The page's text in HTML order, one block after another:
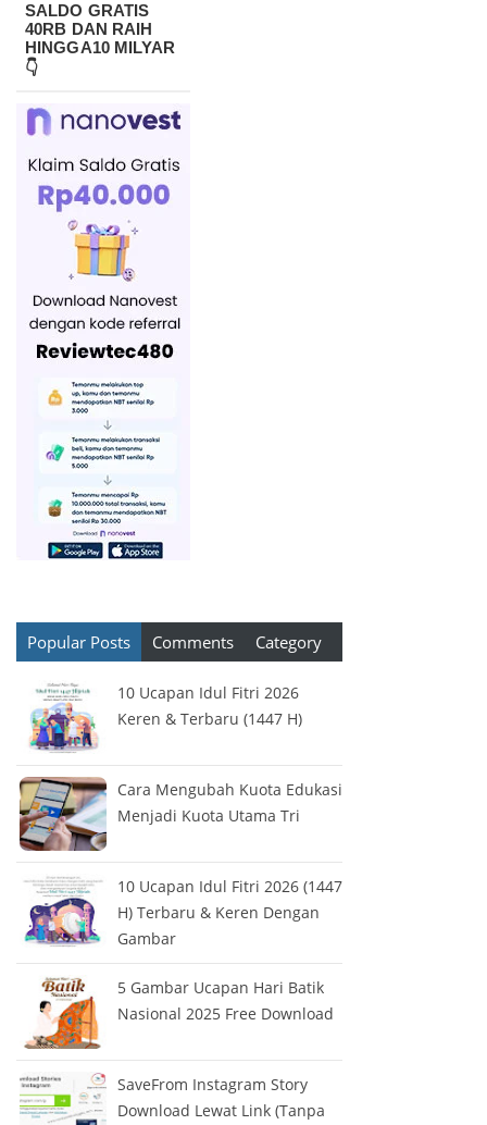
SALDO GRATIS
40RB DAN RAIH
HINGGA10 MILYAR
👇
Popular Posts Comments Category
10 Ucapan Idul Fitri 2026
Keren & Terbaru (1447 H)
Cara Mengubah Kuota Edukasi
Menjadi Kuota Utama Tri
10 Ucapan Idul Fitri 2026 (1447
H) Terbaru & Keren Dengan
Gambar
5 Gambar Ucapan Hari Batik
Nasional 2025 Free Download
SaveFrom Instagram Story
Download Lewat Link (Tanpa